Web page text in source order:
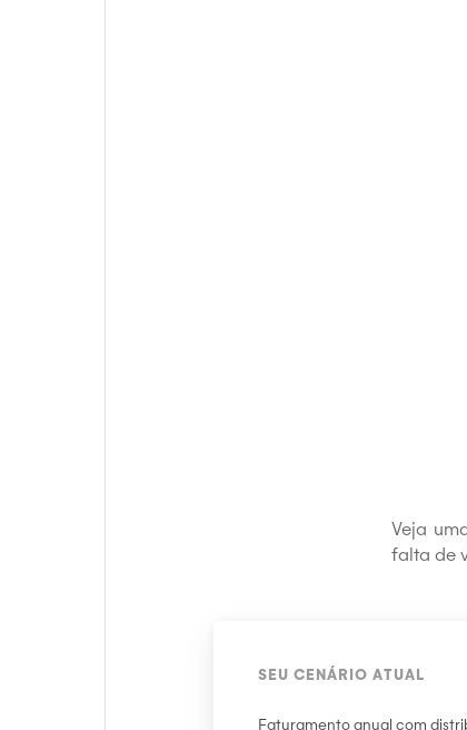
Veja
falta de
SEU CENÁRIO ATUAL
Faturamento anual com